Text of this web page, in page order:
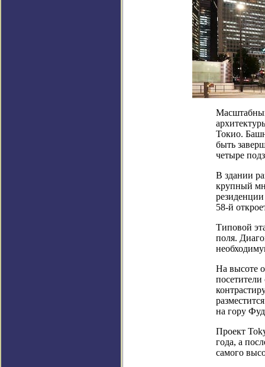
Токио.
быть
четыре
В здании
крупный
58-й
Типовой
поля.
На высоте
посетители
на гору
Проект
года, а
самого